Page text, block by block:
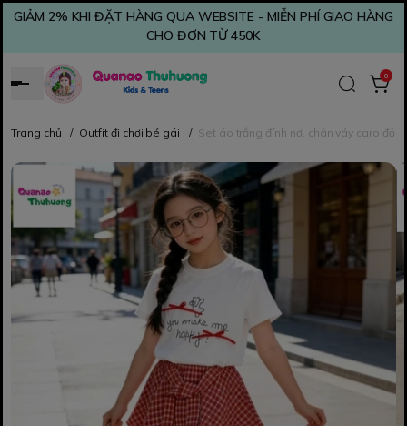
GIẢM 2% KHI ĐẶT HÀNG QUA WEBSITE - MIỄN PHÍ GIAO HÀNG
CHO ĐƠN TỪ 450K
0
Trang chủ / Outfit đi chơi bé gái / Set áo trắng đính nơ, chân váy caro đỏ